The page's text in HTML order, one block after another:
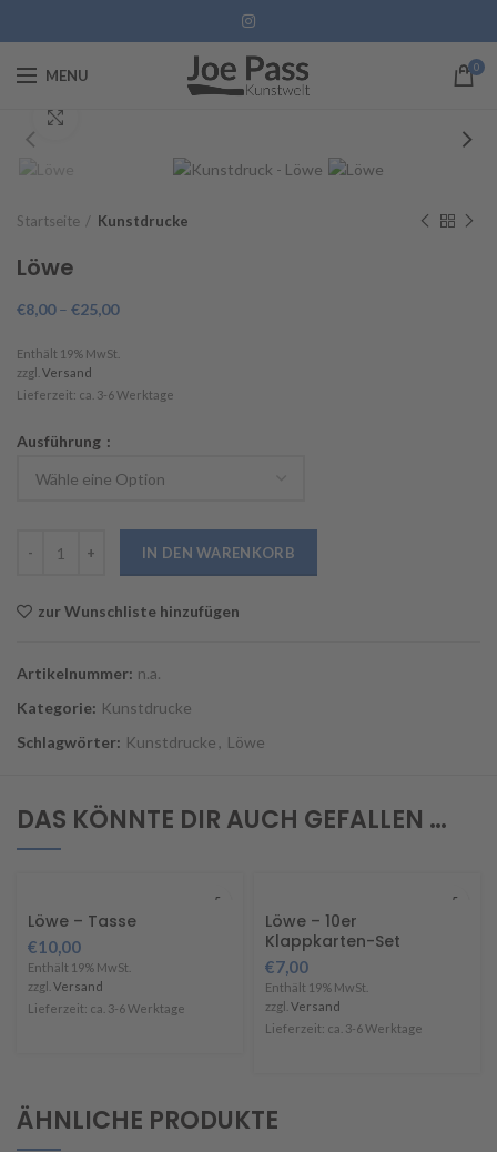
MENU 0
Startseite Kunstdrucke
Löwe
€8,00– €25,00
Enthält 19% MwSt.
zzgl. Versand
Lieferzeit: ca. 3-6 Werktage
Ausführung
IN DEN WARENKORB
zur Wunschliste hinzufügen
Artikelnummer: n.a.
Kategorie: Kunstdrucke
Schlagwörter: Kunstdrucke , Löwe
DAS KÖNNTE DIR AUCH GEFALLEN …
Löwe – Tasse
€10,00
Enthält 19% MwSt.
zzgl. Versand
Lieferzeit: ca. 3-6 Werktage
Löwe – 10er
Klappkarten-Set
€7,00
Enthält 19% MwSt.
zzgl. Versand
Lieferzeit: ca. 3-6 Werktage
ÄHNLICHE PRODUKTE